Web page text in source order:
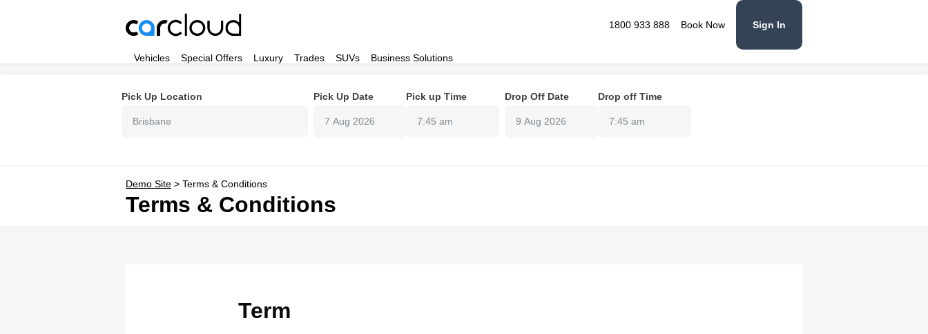
Vehicles Special Offers Luxury Trades SUVs Business Solutions
1800 933 888 Book Now Sign In
Pick Up Location
Brisbane
Pick Up Date Pick up Time
7:45 am
Drop Off Date Drop off Time
7:45 am
Demo Site > Terms & Conditions
Terms & Conditions
Term